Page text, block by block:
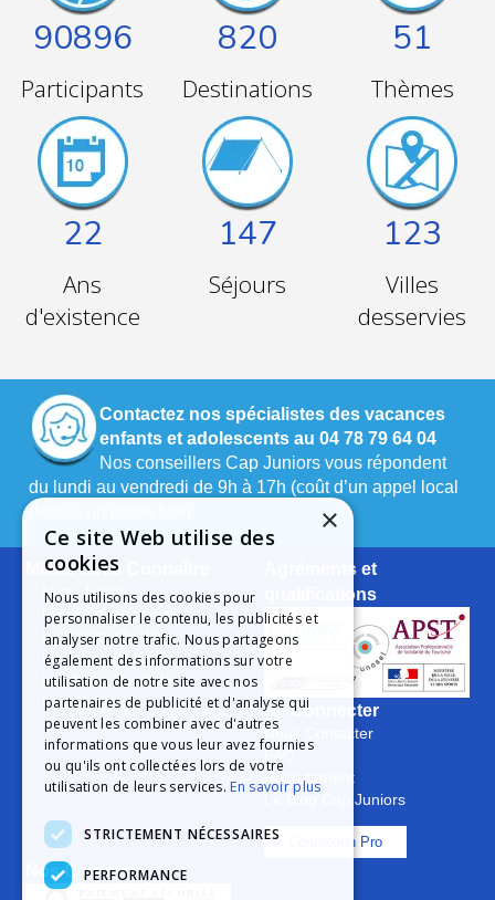
90896
Participants
820
Destinations
51
Thèmes
22
Ans
d'existence
147
Séjours
123
Villes
desservies
Contactez nos spécialistes des vacances
enfants et adolescents au 04 78 79 64 04
Nos conseillers Cap Juniors vous répondent
du lundi au vendredi de 9h à 17h (coût d’un appel local
Mieux nous Connaître
Notre Histoire
Notre Engagement
La Charte Qualité
Le Projet Educatif
Les Aides Possibles
Les Groupes
Agréments et
qualifications
Se Connecter
Nous Contacter
Recrutement
Le Blog Cap Juniors
Connexion Pro
Nos Garanties
×
Ce site Web utilise des
cookies
Nous utilisons des cookies pour
personnaliser le contenu, les publicités et
analyser notre trafic. Nous partageons
également des informations sur votre
utilisation de notre site avec nos
partenaires de publicité et d'analyse qui
peuvent les combiner avec d'autres
informations que vous leur avez fournies
ou qu'ils ont collectées lors de votre
utilisation de leurs services. En savoir plus
STRICTEMENT NÉCESSAIRES
PERFORMANCE